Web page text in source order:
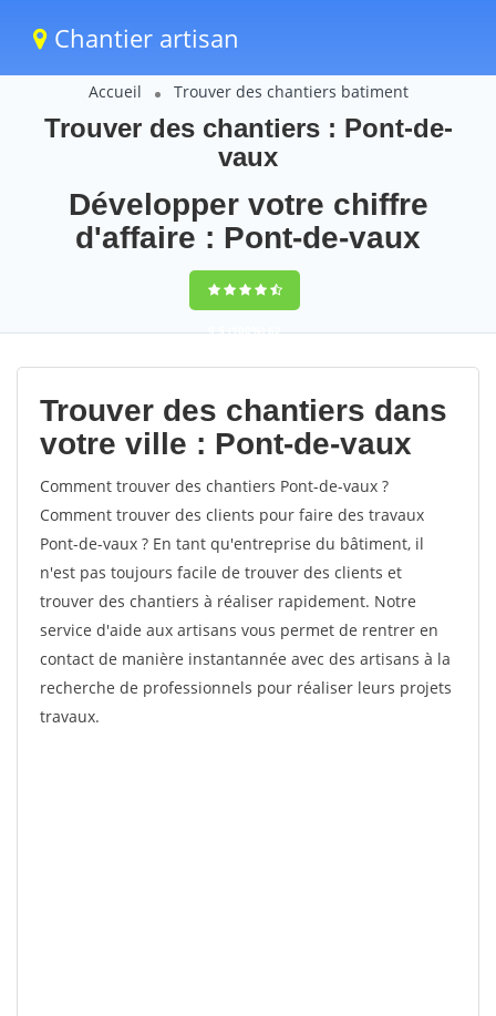
Chantier artisan
Accueil Trouver des chantiers batiment
Trouver des chantiers : Pont-de-
vaux
Développer votre chiffre
d'affaire : Pont-de-vaux
9,5(100%)62
votes
Trouver des chantiers dans
votre ville : Pont-de-vaux
Comment trouver des chantiers Pont-de-vaux ?
Comment trouver des clients pour faire des travaux
Pont-de-vaux ? En tant qu'entreprise du bâtiment, il
n'est pas toujours facile de trouver des clients et
trouver des chantiers à réaliser rapidement. Notre
service d'aide aux artisans vous permet de rentrer en
contact de manière instantannée avec des artisans à la
recherche de professionnels pour réaliser leurs projets
travaux.